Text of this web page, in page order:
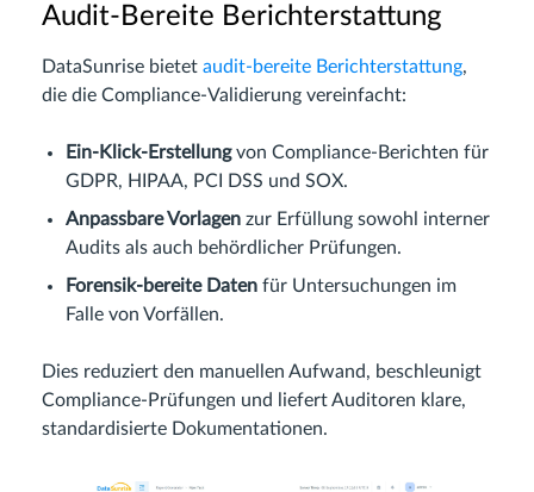
Audit-Bereite Berichterstattung
DataSunrise bietet audit-bereite Berichterstattung,
die die Compliance-Validierung vereinfacht:
Ein-Klick-Erstellungvon Compliance-Berichten für
GDPR, HIPAA, PCI DSS und SOX.
Anpassbare Vorlagen zur Erfüllung sowohl interner
Audits als auch behördlicher Prüfungen.
Forensik-bereite Daten für Untersuchungen im
Falle von Vorfällen.
Dies reduziert den manuellen Aufwand, beschleunigt
Compliance-Prüfungen und liefert Auditoren klare,
standardisierte Dokumentationen.